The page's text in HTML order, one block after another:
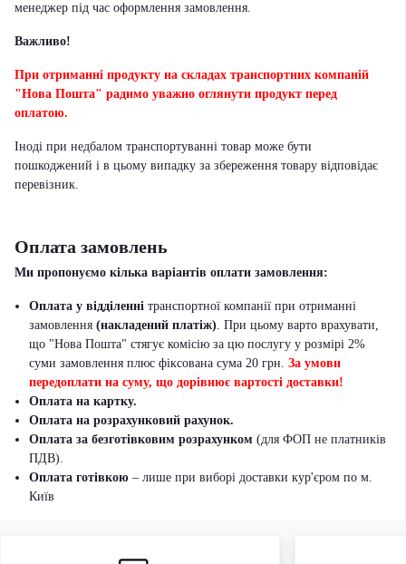
менеджер під час оформлення замовлення.
Важливо!
При отриманні продукту на складах транспортних компаній
"Нова Пошта" радимо уважно оглянути продукт перед
оплатою.
Іноді при недбалом транспортуванні товар може бути
пошкоджений і в цьому випадку за збереження товару відповідає
перевізник.
Оплата замовлень
Ми пропонуємо кілька варіантів оплати замовлення:
Оплата у відділенні транспортної компанії при отриманні
замовлення (накладений платіж). При цьому варто врахувати,
що "Нова Пошта" стягує комісію за цю послугу у розмірі 2%
суми замовлення плюс фіксована сума 20 грн. За умови
передоплати на суму, що дорівнює вартості доставки!
Оплата на картку.
Оплата на розрахунковий рахунок.
Оплата за безготівковим розрахунком (для ФОП не платників
ПДВ).
Оплата готівкою – лише при виборі доставки кур'єром по м.
Київ